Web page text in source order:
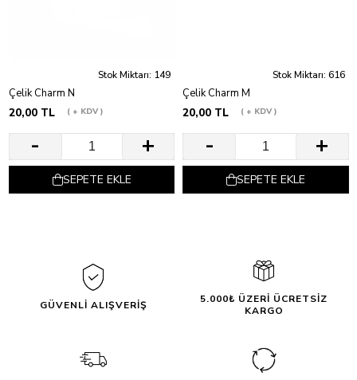
Stok Miktarı: 149
Çelik Charm N
20,00 TL
+ KDV
SEPETE EKLE
Stok Miktarı: 616
Çelik Charm M
20,00 TL
+ KDV
SEPETE EKLE
GÜVENLİ ALIŞVERİŞ
5.000₺ ÜZERİ ÜCRETSİZ
KARGO